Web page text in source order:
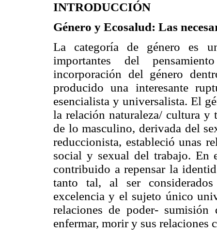
INTRODUCCIÓN
Género y Ecosalud: Las
La categoría de género es
importantes del
incorporación del género
producido una interesante
esencialista y universalista. El
la relación naturaleza/ cultura
de lo masculino, derivada del
reduccionista, estableció unas
social y sexual del trabajo. En
contribuido a repensar la
tanto tal, al ser
excelencia y el sujeto único
relaciones de poder-
enfermar, morir y sus relaciones